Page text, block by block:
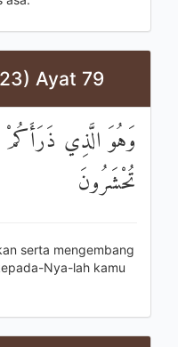
Ayat 79
وَهُوَ الَّذِي
تُحْشَرُونَ
serta mengembang
Nya-lah kamu